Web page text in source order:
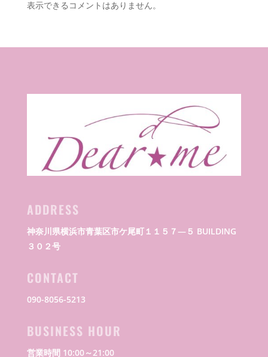
表示できるコメントはありません。
ADDRESS
神奈川県横浜市青葉区市ケ尾町１１５７―５ BUILDING
３０２号
CONTACT
090-8056-5213
BUSINESS HOUR
営業時間 10:00～21:00